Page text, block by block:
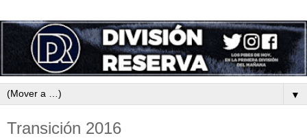
▼
Transición 2016